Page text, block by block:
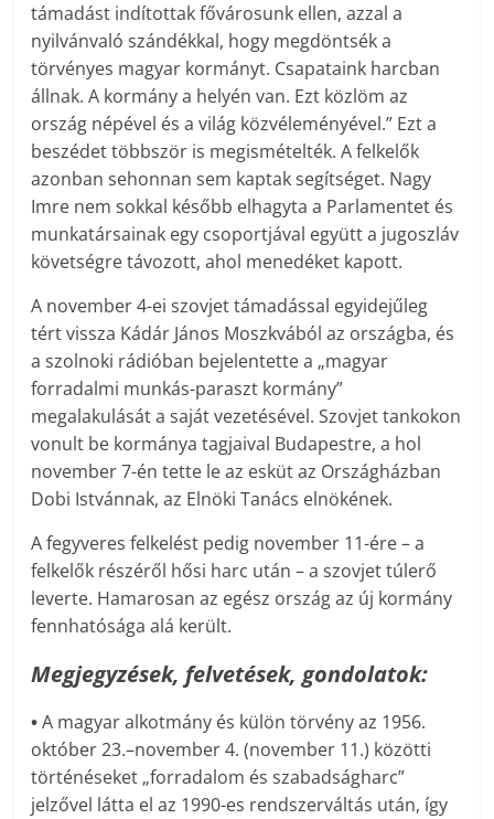
támadást indítottak fővárosunk ellen, azzal a
nyilvánvaló szándékkal, hogy megdöntsék a
törvényes magyar kormányt. Csapataink harcban
állnak. A kormány a helyén van. Ezt közlöm az
ország népével és a világ közvéleményével.” Ezt a
beszédet többször is megismételték. A felkelők
azonban sehonnan sem kaptak segítséget. Nagy
Imre nem sokkal később elhagyta a Parlamentet és
munkatársainak egy csoportjával együtt a jugoszláv
követségre távozott, ahol menedéket kapott.
A november 4-ei szovjet támadással egyidejűleg
tért vissza Kádár János Moszkvából az országba, és
a szolnoki rádióban bejelentette a „magyar
forradalmi munkás-paraszt kormány”
megalakulását a saját vezetésével. Szovjet tankokon
vonult be kormánya tagjaival Budapestre, a hol
november 7-én tette le az esküt az Országházban
Dobi Istvánnak, az Elnöki Tanács elnökének.
A fegyveres felkelést pedig november 11-ére – a
felkelők részéről hősi harc után – a szovjet túlerő
leverte. Hamarosan az egész ország az új kormány
fennhatósága alá került.
Megjegyzések, felvetések, gondolatok:
•A magyar alkotmány és külön törvény az 1956.
október 23.–november 4. (november 11.) közötti
történéseket „forradalom és szabadságharc”
jelzővel látta el az 1990-es rendszerváltás után, így